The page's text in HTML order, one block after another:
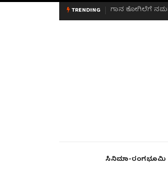
TRENDING ಮನಸಿನ ಸವಿಭಾವ
ಸಿನಿಮಾ-ರಂಗಭೂಮಿ